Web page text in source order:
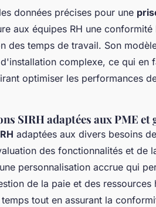
données précises pour une
aux équipes RH une
des temps de travail. Son
complexe, ce qui en
optimiser les performances
SIRH adaptées aux PME et
adaptées aux divers besoins
des fonctionnalités et de
personnalisation accrue qui
de la paie et des ressources
tout en assurant la